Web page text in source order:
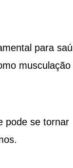
para
musculação
pode se tornar